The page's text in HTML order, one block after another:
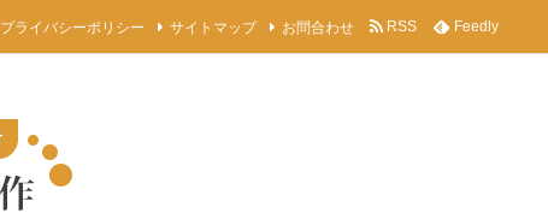
プライバシーポリシー サイトマップ お問合わせ RSS Feedly